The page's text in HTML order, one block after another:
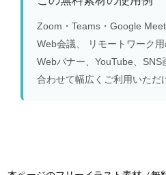
Zoom・Teams・Google
Web会議、 リモートワーク用
Webバナー、YouTube、
合わせて幅広くご利用いただ